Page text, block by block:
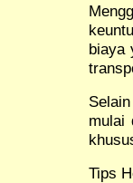
biaya
mulai
Tips